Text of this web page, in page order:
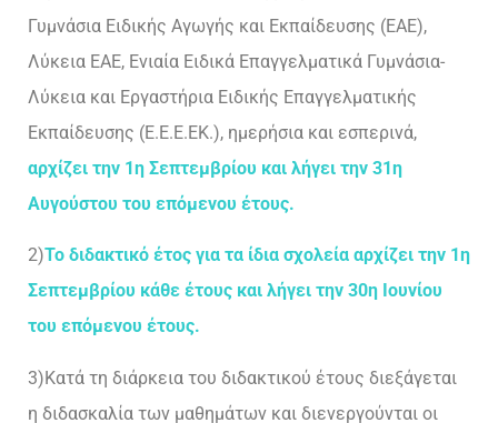
Γυμνάσια Ειδικής Αγωγής και Εκπαίδευσης (ΕΑΕ),
Λύκεια ΕΑΕ, Ενιαία Ειδικά Επαγγελματικά Γυμνάσια-
Λύκεια και Εργαστήρια Ειδικής Επαγγελματικής
Εκπαίδευσης (Ε.Ε.Ε.ΕΚ.), ημερήσια και εσπερινά,
αρχίζει την 1η Σεπτεμβρίου και λήγει την 31η
Αυγούστου του επόμενου έτους.
2)Το διδακτικό έτος για τα ίδια σχολεία αρχίζει την 1η
Σεπτεμβρίου κάθε έτους και λήγει την 30η Ιουνίου
του επόμενου έτους.
3)Κατά τη διάρκεια του διδακτικού έτους διεξάγεται
η διδασκαλία των μαθημάτων και διενεργούνται οι